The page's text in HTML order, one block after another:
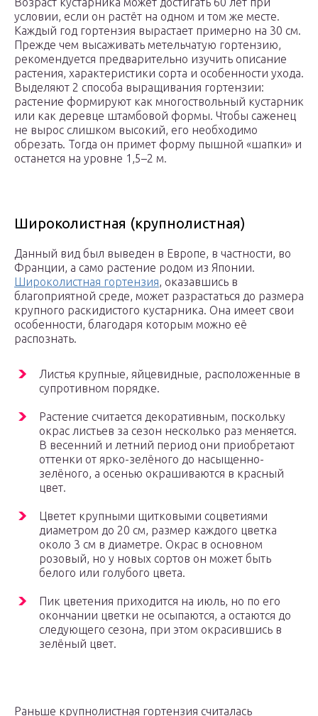
условии, если он растёт на одном и том же месте.
Каждый год гортензия вырастает примерно на 30 см.
Прежде чем высаживать метельчатую гортензию,
рекомендуется предварительно изучить описание
растения, характеристики сорта и особенности ухода.
Выделяют 2 способа выращивания гортензии:
растение формируют как многоствольный кустарник
или как деревце штамбовой формы. Чтобы саженец
не вырос слишком высокий, его необходимо
обрезать. Тогда он примет форму пышной «шапки» и
останется на уровне 1,5–2 м.
Широколистная (крупнолистная)
Данный вид был выведен в Европе, в частности, во
Франции, а само растение родом из Японии.
Широколистная гортензия, оказавшись в
благоприятной среде, может разрастаться до размера
крупного раскидистого кустарника. Она имеет свои
особенности, благодаря которым можно её
распознать.
Листья крупные, яйцевидные, расположенные в
супротивном порядке.
Растение считается декоративным, поскольку
окрас листьев за сезон несколько раз меняется.
В весенний и летний период они приобретают
оттенки от ярко-зелёного до насыщенно-
зелёного, а осенью окрашиваются в красный
цвет.
Цветет крупными щитковыми соцветиями
диаметром до 20 см, размер каждого цветка
около 3 см в диаметре. Окрас в основном
розовый, но у новых сортов он может быть
белого или голубого цвета.
Пик цветения приходится на июль, но по его
окончании цветки не осыпаются, а остаются до
следующего сезона, при этом окрасившись в
зелёный цвет.
Раньше крупнолистная гортензия считалась